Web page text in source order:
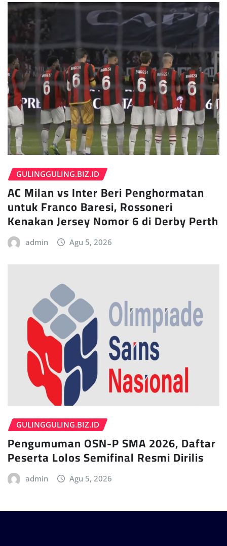
GULINGGULING.BIZ.ID
AC Milan vs Inter Beri Penghormatan
untuk Franco Baresi, Rossoneri
Kenakan Jersey Nomor 6 di Derby Perth
admin Agu 5, 2026
GULINGGULING.BIZ.ID
Pengumuman OSN-P SMA 2026, Daftar
Peserta Lolos Semifinal Resmi Dirilis
admin Agu 5, 2026